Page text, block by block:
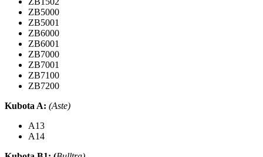
ZB5000
ZB5001
ZB6000
ZB6001
ZB7000
ZB7001
ZB7100
ZB7200
Kubota A: (Aste)
A13
A14